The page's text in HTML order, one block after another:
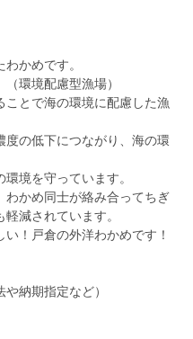
かめです。
環境配慮型漁場）
ことで海の環境に配慮した漁
の低下につながり、海の環
境を守っています。
わかめ同士が絡み合ってちぎ
減されています。
！戸倉の外洋わかめです！
納期指定など）